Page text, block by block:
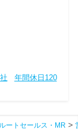
年間休日120
ートセールス・MR